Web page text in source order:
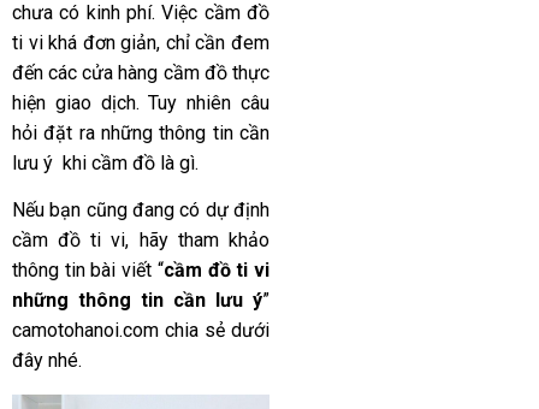
chưa có kinh phí. Việc cầm đồ
ti vi khá đơn giản, chỉ cần đem
đến các cửa hàng cầm đồ thực
hiện giao dịch. Tuy nhiên câu
hỏi đặt ra những thông tin cần
lưu ý khi cầm đồ là gì.
Nếu bạn cũng đang có dự định
cầm đồ ti vi, hãy tham khảo
thông tin bài viết “cầm đồ ti vi
những thông tin cần lưu ý”
camotohanoi.com chia sẻ dưới
đây nhé.